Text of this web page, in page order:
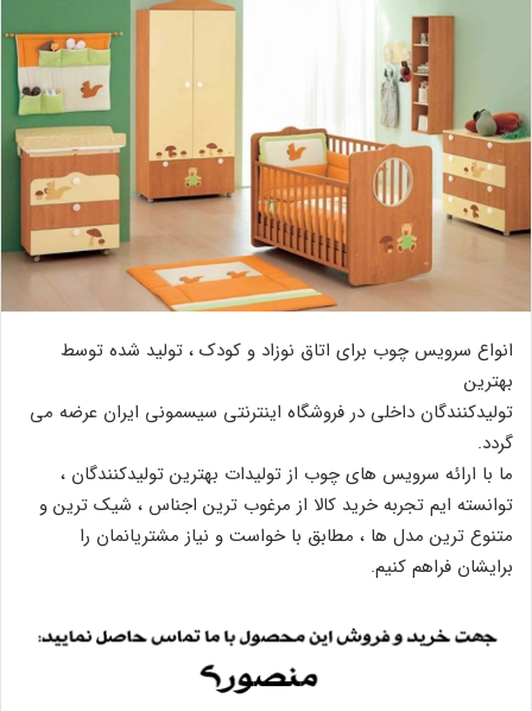
انواع سرویس چوب برای اتاق نوزاد و کودک ، تولید شده توسط
بهترین
تولیدکنندگان داخلی در فروشگاه اینترنتی سیسمونی ایران عرضه می
گردد.
ما با ارائه سرویس های چوب از تولیدات بهترین تولیدکنندگان ،
توانسته ایم تجربه خرید کالا از مرغوب ترین اجناس ، شیک ترین و
متنوع ترین مدل ها ، مطابق با خواست و نیاز مشتریانمان را
برایشان فراهم کنیم.